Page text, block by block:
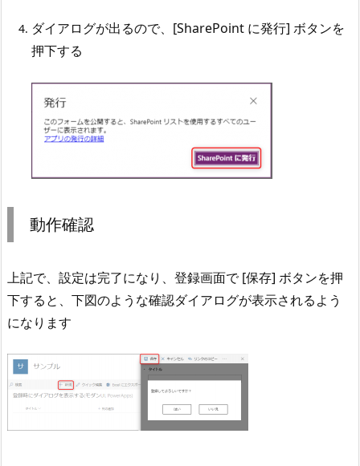
ダイアログが出るので、[SharePoint に発行] ボタンを
押下する
動作確認
上記で、設定は完了になり、登録画面で [保存] ボタンを押
下すると、下図のような確認ダイアログが表示されるよう
になります